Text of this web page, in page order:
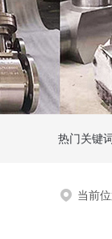
热门关键
当前位